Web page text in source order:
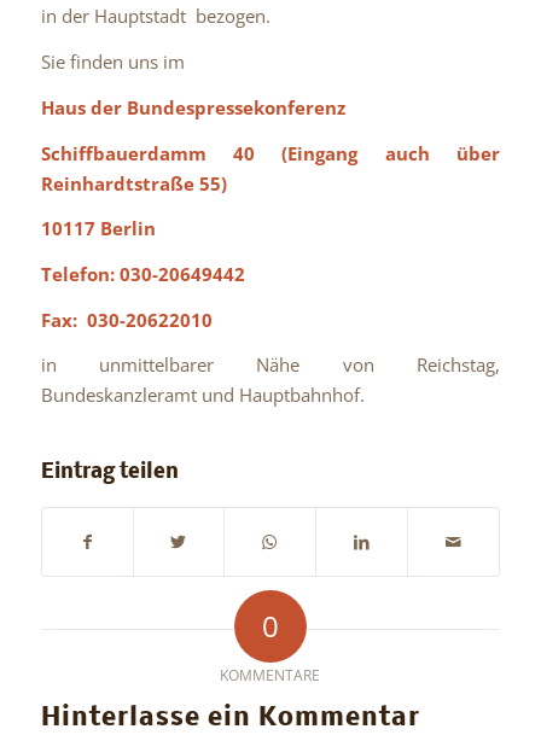
in der Hauptstadt bezogen.
Sie finden uns im
Haus der Bundespressekonferenz
Schiffbauerdamm 40 (Eingang auch über
Reinhardtstraße 55)
10117 Berlin
Telefon: 030-20649442
Fax: 030-20622010
in unmittelbarer Nähe von Reichstag,
Bundeskanzleramt und Hauptbahnhof.
Eintrag teilen
0
KOMMENTARE
Hinterlasse ein Kommentar